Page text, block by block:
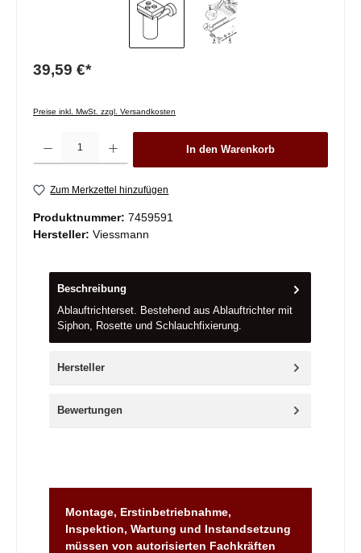
39,59 €*
Preise inkl. MwSt. zzgl. Versandkosten
Produkt Anzahl: Gib den gewünschten Wert ein oder benutze die Schaltflächen um
In den Warenkorb
Zum Merkzettel hinzufügen
Produktnummer: 7459591
Hersteller: Viessmann
Beschreibung
Ablauftrichterset. Bestehend aus Ablauftrichter mit
Siphon, Rosette und Schlauchfixierung.
Hersteller
Bewertungen
Montage, Erstinbetriebnahme,
Inspektion, Wartung und Instandsetzung
müssen von autorisierten Fachkräften